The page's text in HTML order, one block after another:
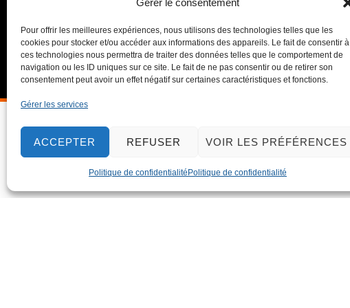
Gérer le consentement
Pour offrir les meilleures expériences, nous utilisons des technologies telles que les
cookies pour stocker et/ou accéder aux informations des appareils. Le fait de consentir à
ces technologies nous permettra de traiter des données telles que le comportement de
navigation ou les ID uniques sur ce site. Le fait de ne pas consentir ou de retirer son
consentement peut avoir un effet négatif sur certaines caractéristiques et fonctions.
Gérer les services
ACCEPTER REFUSER VOIR LES PRÉFÉRENCES
Politique de confidentialité Politique de confidentialité